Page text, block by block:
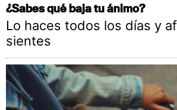
¿Sabes qué baja tu ánimo?
Lo haces todos los días y
sientes